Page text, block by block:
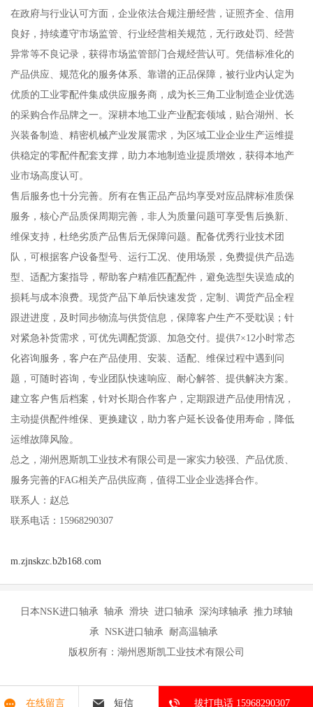
在政府与行业认可方面，企业依法合规注册经营，证照齐全、信用
良好，持续遵守市场监管、行业经营相关规范，无行政处罚、经营
异常等不良记录，获得市场监管部门合规经营认可。凭借标准化的
产品供应、规范化的服务体系、靠谱的正品保障，被行业内认定为
优质的工业零配件集成供应服务商，成为长三角工业制造企业优选
的采购合作品牌之一。深耕本地工业产业配套领域，贴合湖州、长
兴装备制造、精密机械产业发展需求，为区域工业企业生产运维提
供稳定的零配件配套支撑，助力本地制造业提质增效，获得本地产
业市场高度认可。
售后服务也十分完善。所有在售正品产品均享受对应品牌标准质保
服务，核心产品质保周期完善，非人为质量问题可享受售后换新、
维保支持，杜绝劣质产品售后无保障问题。配备优秀行业技术团
队，可根据客户设备型号、运行工况、使用场景，免费提供产品选
型、适配方案指导，帮助客户精准匹配配件，避免选型失误造成的
损耗与成本浪费。现货产品下单后快速发货，定制、调货产品全程
跟进进度，及时同步物流与供货信息，保障客户生产不受耽误；针
对紧急补货需求，可优先调配货源、加急交付。提供7×12小时常态
化咨询服务，客户在产品使用、安装、适配、维保过程中遇到问
题，可随时咨询，专业团队快速响应、耐心解答、提供解决方案。
建立客户售后档案，针对长期合作客户，定期跟进产品使用情况，
主动提供配件维保、更换建议，助力客户延长设备使用寿命，降低
运维故障风险。
总之，湖州恩斯凯工业技术有限公司是一家实力较强、产品优质、
服务完善的FAG相关产品供应商，值得工业企业选择合作。
联系人：赵总
联系电话：15968290307
m.zjnskzc.b2b168.com
日本NSK进口轴承 轴承 滑块 进口轴承 深沟球轴承 推力球轴
承 NSK进口轴承 耐高温轴承
版权所有：湖州恩斯凯工业技术有限公司
在线留言 短信 拔打电话 15968290307